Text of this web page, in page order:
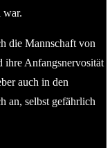
war.
die Mannschaft von
ihre Anfangsnervosität
auch in den
an, selbst gefährlich